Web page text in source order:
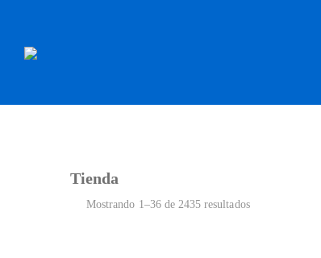
Tienda
Mostrando 1–36 de 2435 resultados